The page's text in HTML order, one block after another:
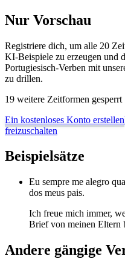
Nur Vorschau
Registriere dich, um alle 20
KI-Beispiele zu erzeugen und
Portugiesisch-Verben mit
zu drillen.
19 weitere Zeitformen gesperrt
Ein kostenloses Konto erstellen
freizuschalten
Beispielsätze
Eu sempre me alegro
dos meus pais.
Ich freue mich immer,
Brief von meinen Eltern
Andere gängige